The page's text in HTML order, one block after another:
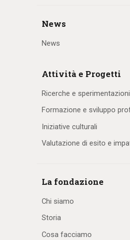
News
News
Attività e Progetti
Ricerche e sperimentazioni
Formazione e sviluppo
Iniziative culturali
Valutazione di esito e
La fondazione
Chi siamo
Storia
Cosa facciamo